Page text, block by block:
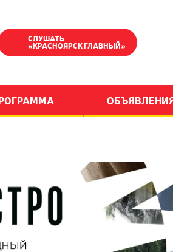
СЛУШАТЬ
«КРАСНОЯРСК ГЛАВНЫЙ»